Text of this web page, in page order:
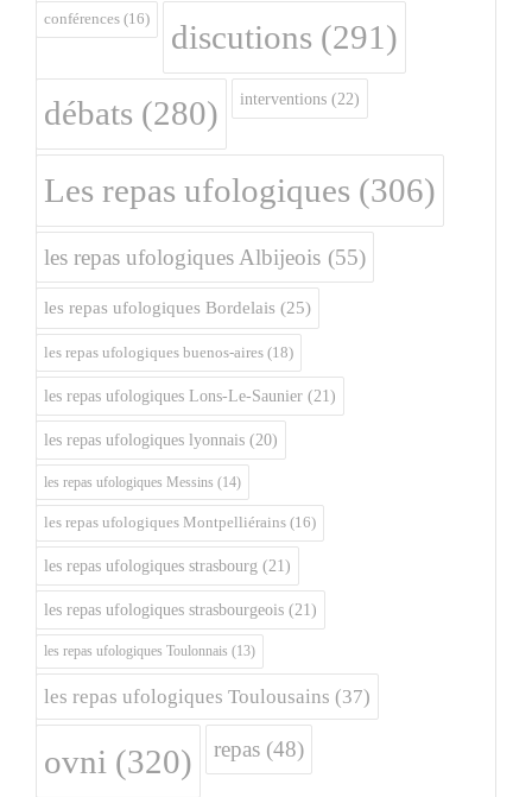
conférences (16) discutions (291)
débats (280) interventions (22)
Les repas ufologiques (306)
les repas ufologiques Albijeois (55)
les repas ufologiques Bordelais (25)
les repas ufologiques buenos-aires (18)
les repas ufologiques Lons-Le-Saunier (21)
les repas ufologiques lyonnais (20)
les repas ufologiques Messins (14)
les repas ufologiques Montpelliérains (16)
les repas ufologiques strasbourg (21)
les repas ufologiques strasbourgeois (21)
les repas ufologiques Toulonnais (13)
les repas ufologiques Toulousains (37)
ovni (320) repas (48)